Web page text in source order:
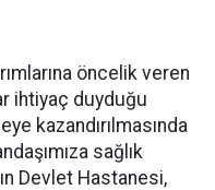
öncelik veren
ihtiyaç duyduğu
kazandırılmasında
sağlık
Devlet Hastanesi,